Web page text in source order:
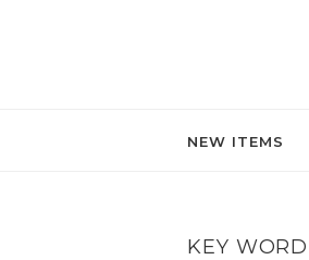
NEW ITEMS
KEY WORD